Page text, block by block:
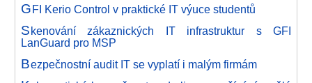
GFI Kerio Control v praktické IT výuce studentů
Skenování zákaznických IT infrastruktur s GFI
LanGuard pro MSP
Bezpečnostní audit IT se vyplatí i malým firmám